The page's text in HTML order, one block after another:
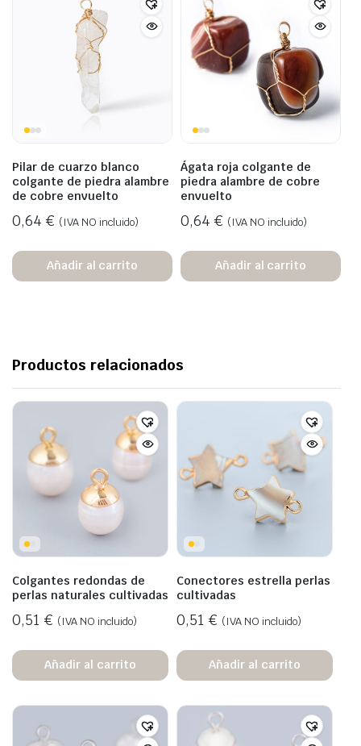
Pilar de cuarzo blanco
colgante de piedra alambre
de cobre envuelto
0,64 € (IVA NO incluido)
Añadir al carrito
Ágata roja colgante de
piedra alambre de cobre
envuelto
0,64 € (IVA NO incluido)
Añadir al carrito
Productos relacionados
Colgantes redondas de
perlas naturales cultivadas
0,51 € (IVA NO incluido)
Añadir al carrito
Conectores estrella perlas
cultivadas
0,51 € (IVA NO incluido)
Añadir al carrito